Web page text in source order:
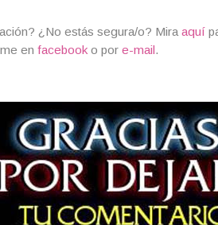
¿No estás segura/o? Mira aquí
en facebook o por e-mail.